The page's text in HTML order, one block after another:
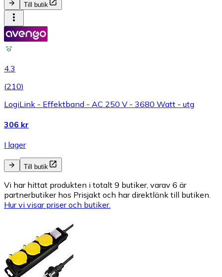
Till butik
4.3
(210)
LogiLink - Effektband - AC 250 V - 3680 Watt - utg
306 kr
I lager
Till butik
Vi har hittat produkten i totalt 9 butiker, varav 6 är
partnerbutiker hos Prisjakt och har direktlänk till butiken.
Hur vi visar priser och butiker.